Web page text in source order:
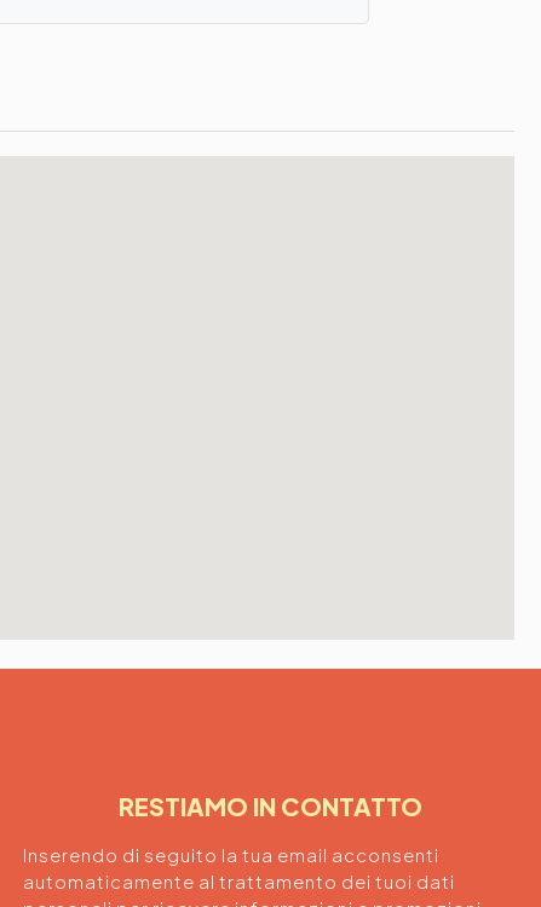
RESTIAMO IN CONTATTO
Inserendo di seguito la tua email acconsenti
automaticamente al trattamento dei tuoi dati